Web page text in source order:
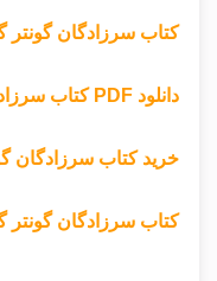
کتاب سرزادگان
دانلود PDF کتاب سرزادگان گونتر گراس
خرید کتاب سرزادگان
کتاب سرزادگان